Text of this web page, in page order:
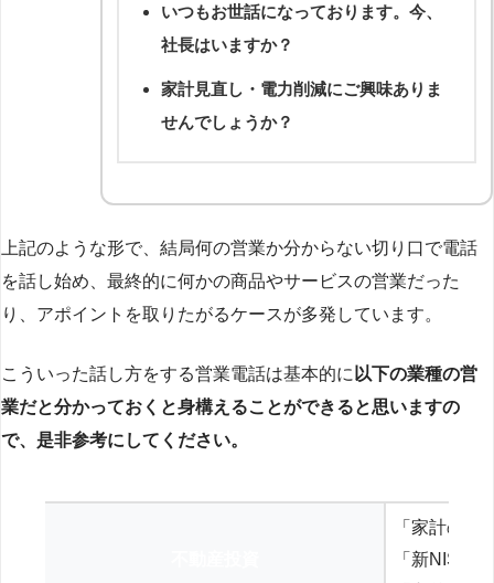
いつもお世話になっております。今、
社長はいますか？
家計見直し・電力削減にご興味ありま
せんでしょうか？
上記のような形で、結局何の営業か分からない切り口で電話
を話し始め、最終的に何かの商品やサービスの営業だった
り、アポイントを取りたがるケースが多発しています。
こういった話し方をする営業電話は基本的に 以下の業種の営
業だと分かっておくと身構えることができると思いますの
で、是非参考にしてください。
「家計の見
「新NISA